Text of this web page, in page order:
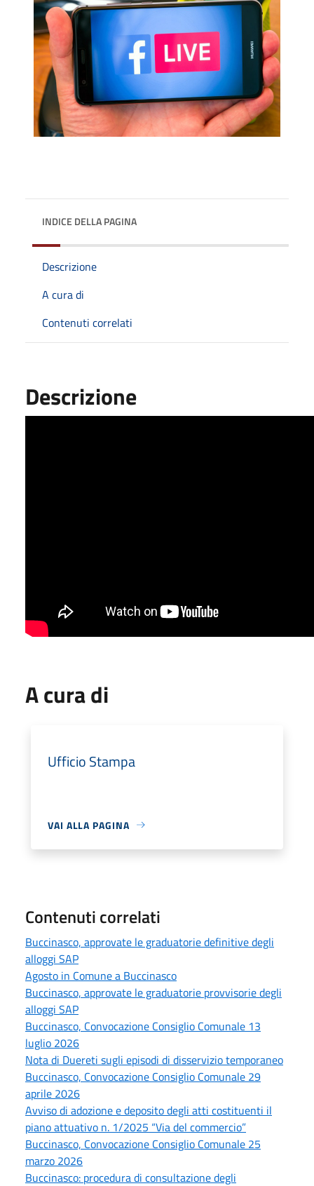
INDICE DELLA PAGINA
Descrizione
A cura di
Contenuti correlati
Descrizione
A cura di
Ufficio Stampa
VAI ALLA PAGINA
Contenuti correlati
Buccinasco, approvate le graduatorie definitive degli
alloggi SAP
Agosto in Comune a Buccinasco
Buccinasco, approvate le graduatorie provvisorie degli
alloggi SAP
Buccinasco, Convocazione Consiglio Comunale 13
luglio 2026
Nota di Duereti sugli episodi di disservizio temporaneo
Buccinasco, Convocazione Consiglio Comunale 29
aprile 2026
Avviso di adozione e deposito degli atti costituenti il
piano attuativo n. 1/2025 “Via del commercio”
Buccinasco, Convocazione Consiglio Comunale 25
marzo 2026
Buccinasco: procedura di consultazione degli